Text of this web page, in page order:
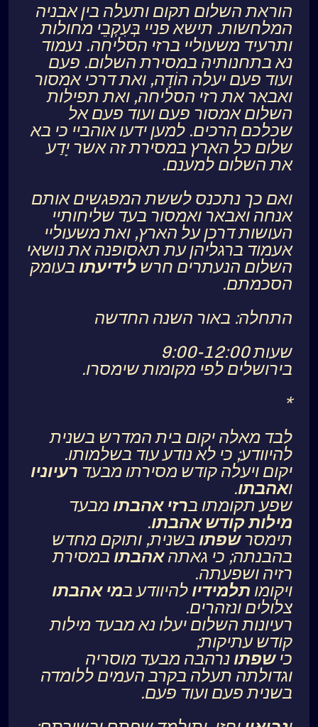
הוראת השלום תקום ותעלה בין אבניה
המלחשות. תישא פניי בְּעִקְבֵי מחולות
ותרעיד משעוליי ברזי הסליחה. נעמוד
נא בתחנותיה במסירת השלום. פעם
ועוד פעם יעלה הוֹדָה, ואת דרכי אמסור
ואבאר את רזי הסליחה, ואת תפילות
השלום אמסור פעם ועוד פעם אל
שכלכם הרכים. למען ידעו אוהביי כי בא
שלום כל הארץ במסירת זה אשר יָדַע
את השלום למענם.
ואם כך נתכנס לששת המפגשים אותם
אנחה ואבאר ואמסור בעד שליחותיי
העושות דרכן על הארץ, ואת משעוליי
אעמוד ברגליהן עת תאסופנה את נושאי
השלום הנעתרים חרש לידיעתובעומק
הסכמתם.
התחלה: באור השנה החדשה
שעות 9:00-12:00
בירושלים לפי מקומות שימסרו.
*
לבד מאלה יקום בית המדרש בשנית
להיוודע; כי לא נודע עוד בשלמותו.
יקום ויעלה קודש מסירתו מבעד רעיוניו
ואהבתו.
שפע תקומתו ברזי אהבתומבעד
מילות קודש אהבתו.
תימסרשפתובשנית, ותוקם מחדש
בהבנתה; כי גאתהאהבתובמסירת
רזיה ושפעתה.
ויקומו תלמידיולהיוודע במי אהבתו
צלולים ונזהרים.
רעיונות השלום יעלו נא מבעד מילות
קודש עתיקות;
כי שפתונרהבה מבעד מוסריה
וגדולתה תעלה בקרב העמים ללומדה
בשנית פעם ועוד פעם.